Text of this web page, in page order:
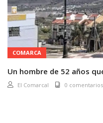
COMARCA
Un hombre de 52 años
El Comarcal 0 comentarios